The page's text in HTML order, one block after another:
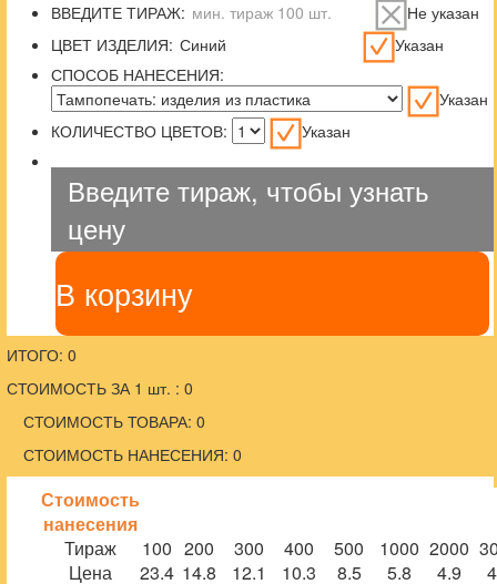
ВВЕДИТЕ ТИРАЖ:
Не указан
ЦВЕТ ИЗДЕЛИЯ:
Указан
СПОСОБ НАНЕСЕНИЯ:
Указан
КОЛИЧЕСТВО ЦВЕТОВ:
Указан
Введите тираж, чтобы узнать
цену
В корзину
ИТОГО: 0
СТОИМОСТЬ ЗА 1 шт. : 0
СТОИМОСТЬ ТОВАРА: 0
СТОИМОСТЬ НАНЕСЕНИЯ: 0
Стоимость
нанесения
Тираж
100 200 300 400 500 1000 2000
Цена
23.4 14.8 12.1 10.3 8.5 5.8 4.9